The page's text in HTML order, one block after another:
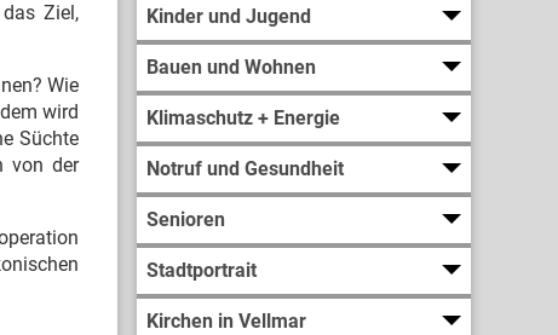
Kinder und Jugend
Bauen und Wohnen
Klimaschutz + Energie
Notruf und Gesundheit
Senioren
Stadtportrait
Kirchen in Vellmar
Ziel,
Wie
wird
Süchte
von der